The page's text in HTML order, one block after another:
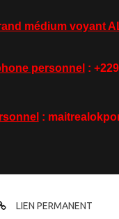
médium voyant
personnel :
:
LIEN PERMANENT